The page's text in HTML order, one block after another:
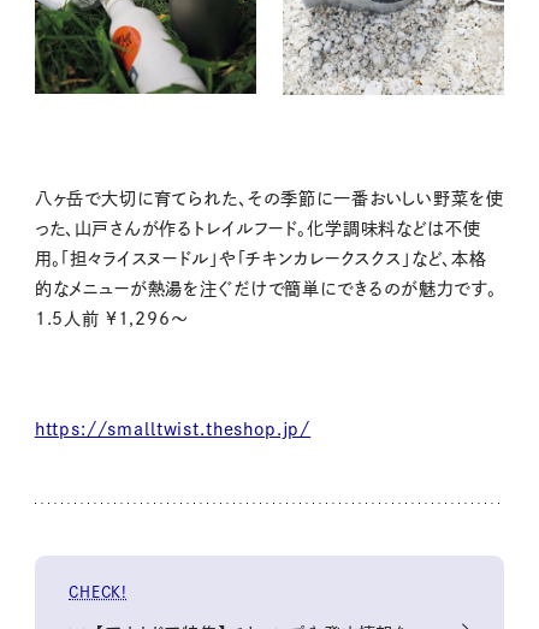
八ヶ岳で大切に育てられた、その季節に一番おいしい野菜を使
った、山戸さんが作るトレイルフード。化学調味料などは不使
用。「担々ライスヌードル」や「チキンカレークスクス」など、本格
的なメニューが熱湯を注ぐだけで簡単にできるのが魅力です。
1.5人前 ¥1,296～
https://smalltwist.theshop.jp/
CHECK!